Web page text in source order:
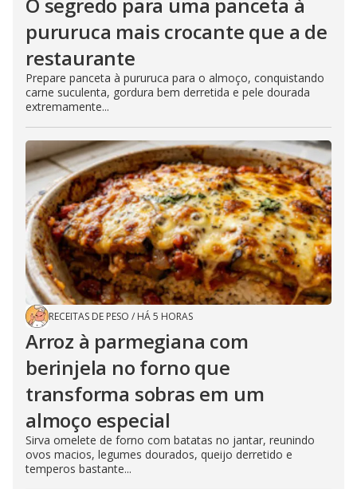
pururuca mais crocante que a de
restaurante
Prepare panceta à pururuca para o almoço, conquistando
carne suculenta, gordura bem derretida e pele dourada
extremamente...
RECEITAS DE PESO / HÁ 5 HORAS
Arroz à parmegiana com
berinjela no forno que
transforma sobras em um
almoço especial
Sirva omelete de forno com batatas no jantar, reunindo
ovos macios, legumes dourados, queijo derretido e
temperos bastante...